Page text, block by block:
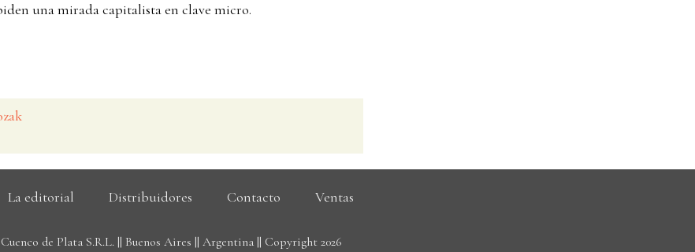
una mirada capitalista en clave micro.
La editorial Distribuidores Contacto Ventas
de Plata S.R.L. || Buenos Aires || Argentina || Copyright 2026